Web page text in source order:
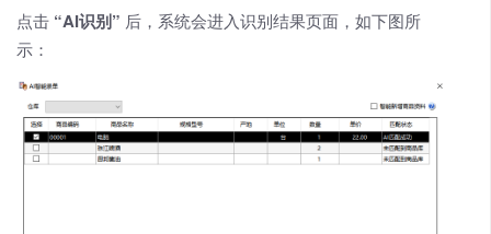
点击 “AI识别” 后，系统会进入识别结果页面，如下图所
示：